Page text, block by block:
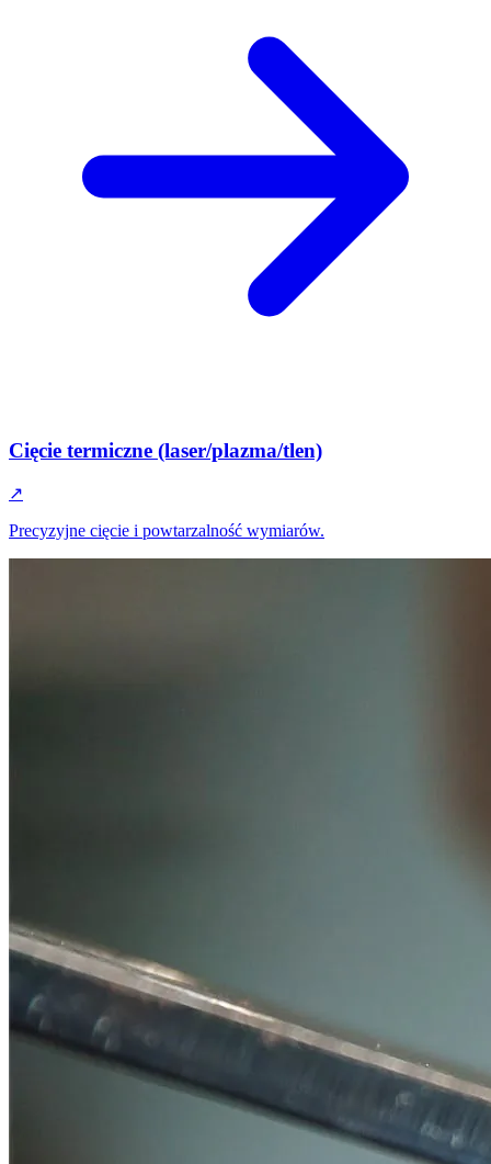
Cięcie termiczne (laser/plazma/tlen)
↗
Precyzyjne cięcie i powtarzalność wymiarów.